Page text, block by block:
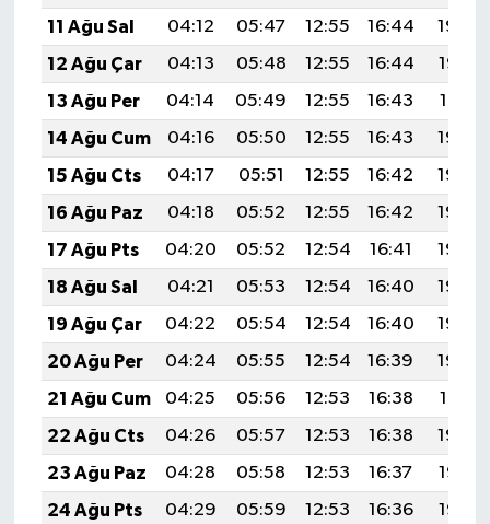
11 Ağu Sal
04:12 05:47 12:55 16:44
19:54
12 Ağu Çar
04:13 05:48 12:55 16:44
19:53
13 Ağu Per
04:14 05:49 12:55 16:43
19:51
14 Ağu Cum
04:16 05:50 12:55 16:43
19:50
15 Ağu Cts
04:17 05:51 12:55 16:42
19:49
16 Ağu Paz
04:18 05:52 12:55 16:42
19:48
17 Ağu Pts
04:20 05:52 12:54 16:41
19:46
18 Ağu Sal
04:21 05:53 12:54 16:40
19:45
19 Ağu Çar
04:22 05:54 12:54 16:40
19:43
20 Ağu Per
04:24 05:55 12:54 16:39
19:42
21 Ağu Cum
04:25 05:56 12:53 16:38
19:41
22 Ağu Cts
04:26 05:57 12:53 16:38
19:39
23 Ağu Paz
04:28 05:58 12:53 16:37
19:38
24 Ağu Pts
04:29 05:59 12:53 16:36
19:36